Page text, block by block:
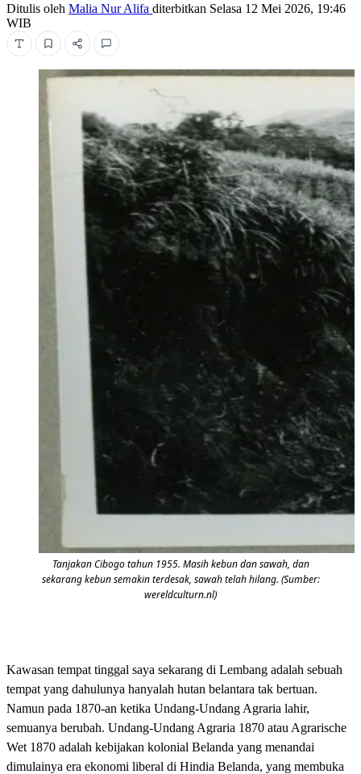
Ditulis oleh Malia Nur Alifa diterbitkan Selasa 12 Mei 2026, 19:46
WIB
Tanjakan Cibogo tahun 1955. Masih kebun dan sawah, dan
sekarang kebun semakin terdesak, sawah telah hilang. (Sumber:
wereldculturn.nl)
Kawasan tempat tinggal saya sekarang di Lembang adalah sebuah
tempat yang dahulunya hanyalah hutan belantara tak bertuan.
Namun pada 1870-an ketika Undang-Undang Agraria lahir,
semuanya berubah. Undang-Undang Agraria 1870 atau Agrarische
Wet 1870 adalah kebijakan kolonial Belanda yang menandai
dimulainya era ekonomi liberal di Hindia Belanda, yang membuka